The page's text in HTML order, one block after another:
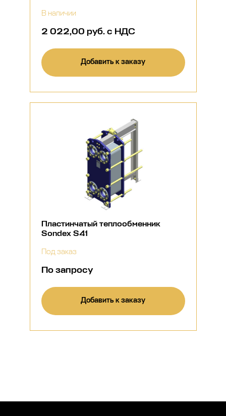
В наличии
2 022,00 руб. с НДС
Добавить к заказу
Пластинчатый теплообменник
Sondex S41
Под заказ
По запросу
Добавить к заказу